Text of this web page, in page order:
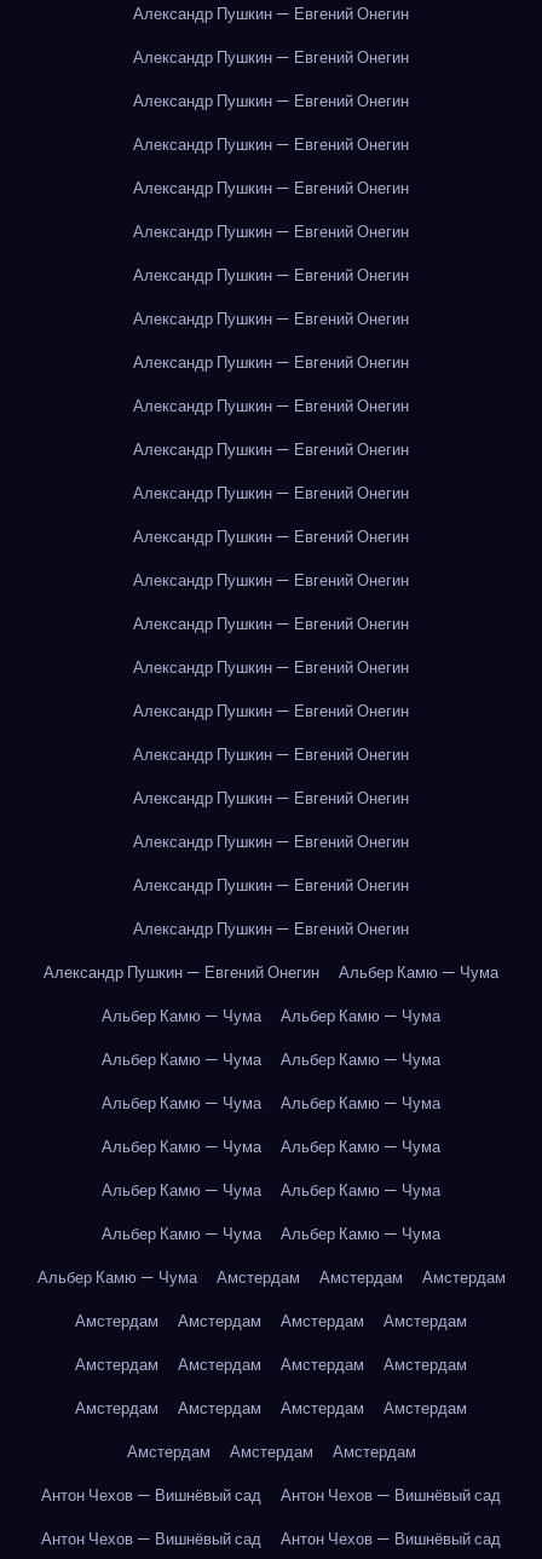
Александр Пушкин — Евгений Онегин
Александр Пушкин — Евгений Онегин
Александр Пушкин — Евгений Онегин
Александр Пушкин — Евгений Онегин
Александр Пушкин — Евгений Онегин
Александр Пушкин — Евгений Онегин
Александр Пушкин — Евгений Онегин
Александр Пушкин — Евгений Онегин
Александр Пушкин — Евгений Онегин
Александр Пушкин — Евгений Онегин
Александр Пушкин — Евгений Онегин
Александр Пушкин — Евгений Онегин
Александр Пушкин — Евгений Онегин
Александр Пушкин — Евгений Онегин
Александр Пушкин — Евгений Онегин
Александр Пушкин — Евгений Онегин
Александр Пушкин — Евгений Онегин
Александр Пушкин — Евгений Онегин
Александр Пушкин — Евгений Онегин
Александр Пушкин — Евгений Онегин
Александр Пушкин — Евгений Онегин
Александр Пушкин — Евгений Онегин
Александр Пушкин — Евгений Онегин
Альбер Камю — Чума
Альбер Камю — Чума
Альбер Камю — Чума
Альбер Камю — Чума
Альбер Камю — Чума
Альбер Камю — Чума
Альбер Камю — Чума
Альбер Камю — Чума
Альбер Камю — Чума
Альбер Камю — Чума
Альбер Камю — Чума
Альбер Камю — Чума
Альбер Камю — Чума
Альбер Камю — Чума
Амстердам Амстердам
Амстердам
Амстердам
Амстердам Амстердам
Амстердам
Амстердам
Амстердам Амстердам
Амстердам
Амстердам
Амстердам Амстердам
Амстердам
Амстердам
Амстердам
Амстердам
Антон Чехов — Вишнёвый сад
Антон Чехов — Вишнёвый сад
Антон Чехов — Вишнёвый сад
Антон Чехов — Вишнёвый сад